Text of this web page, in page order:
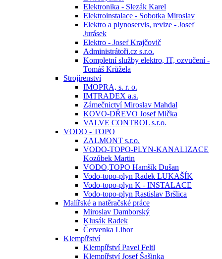
Elektronika - Slezák Karel
Elektroinstalace - Sobotka Miroslav
Elektro a plynoservis, revize - Josef
Jurásek
Elektro - Josef Krajčovič
Administrátoři.cz s.r.o.
Kompletní služby elektro, IT, ozvučení -
Tomáš Krůžela
Strojírenství
IMOPRA, s. r. o.
IMTRADEX a.s.
Zámečnictví Miroslav Mahdal
KOVO-DŘEVO Josef Mička
VALVE CONTROL s.r.o.
VODO - TOPO
ZALMONT s.r.o.
VODO-TOPO-PLYN-KANALIZACE
Kozůbek Martin
VODO,TOPO Hamšík Dušan
Vodo-topo-plyn Radek LUKAŠÍK
Vodo-topo-plyn K - INSTALACE
Vodo-topo-plyn Rastislav Bršlica
Malířské a natěračské práce
Miroslav Damborský
Klusák Radek
Červenka Libor
Klempířství
Klempířství Pavel Feltl
Klempířství Josef Šašinka